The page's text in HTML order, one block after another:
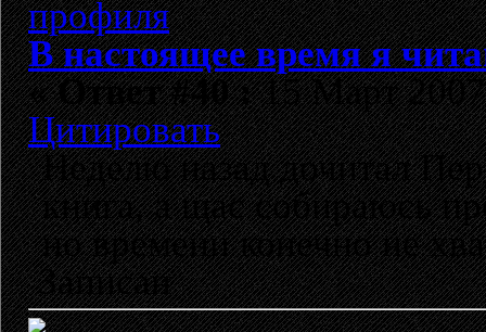
В настоящее время я
«Ответ #40 :15 Март
Цитировать
Неделю назад дочитал
книга, а щас собираюсь
но времени конечно не
Записан